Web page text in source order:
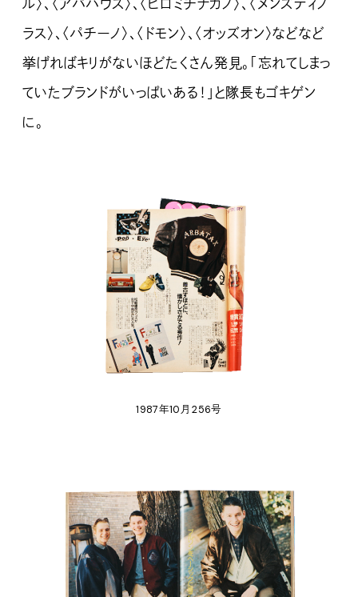
ル〉、〈アバハウス〉、〈ヒロミチナカノ〉、〈メンズティノ
ラス〉、〈パチーノ〉、〈ドモン〉、〈オッズオン〉などなど
挙げればキリがないほどたくさん発見。「忘れてしまっ
ていたブランドがいっぱいある！」と隊長もゴキゲン
に。
1987年10月 256号